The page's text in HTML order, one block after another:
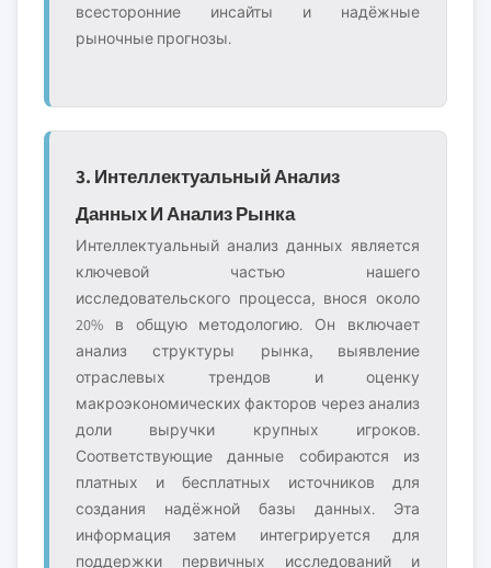
всесторонние инсайты и надёжные
рыночные прогнозы.
3. Интеллектуальный Анализ
Данных И Анализ Рынка
Интеллектуальный анализ данных является
ключевой частью нашего
исследовательского процесса, внося около
20% в общую методологию. Он включает
анализ структуры рынка, выявление
отраслевых трендов и оценку
макроэкономических факторов через анализ
доли выручки крупных игроков.
Соответствующие данные собираются из
платных и бесплатных источников для
создания надёжной базы данных. Эта
информация затем интегрируется для
поддержки первичных исследований и